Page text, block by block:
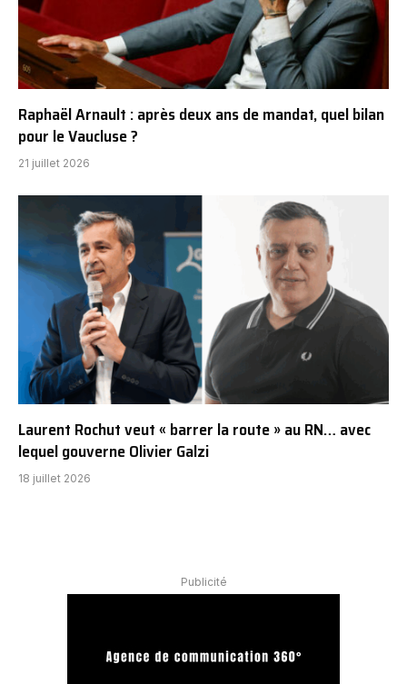
Raphaël Arnault : après deux ans de mandat, quel bilan
pour le Vaucluse ?
21 juillet 2026
Laurent Rochut veut « barrer la route » au RN… avec
lequel gouverne Olivier Galzi
18 juillet 2026
Publicité